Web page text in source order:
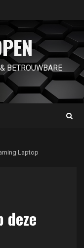
BETROUWBARE
Laptop
deze